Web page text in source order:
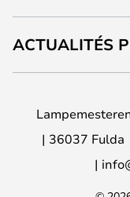
ACTUALITÉS
36037 Fulda